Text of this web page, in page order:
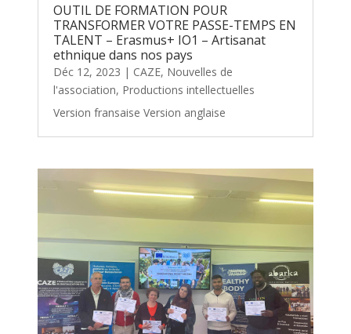
OUTIL DE FORMATION POUR
TRANSFORMER VOTRE PASSE-TEMPS EN
TALENT – Erasmus+ IO1 – Artisanat
ethnique dans nos pays
Déc 12, 2023 | CAZE, Nouvelles de
l'association, Productions intellectuelles
Version fransaise Version anglaise